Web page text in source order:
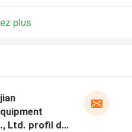
plus
Ltd. profil du